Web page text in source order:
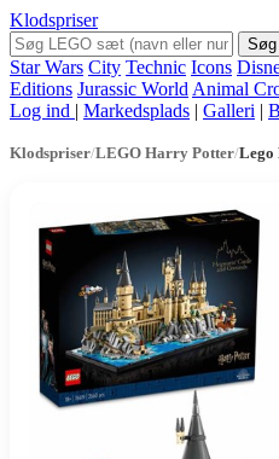
Klodspriser
Søg
Star Wars City Technic Icons
Editions Jurassic World Animal
Log ind | Markedsplads | Galleri |
Klodspriser/LEGO Harry Potter/Lego